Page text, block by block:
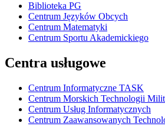
Biblioteka PG
Centrum Języków Obcych
Centrum Matematyki
Centrum Sportu Akademickiego
Centra usługowe
Centrum Informatyczne TASK
Centrum Morskich Technologii
Centrum Usług Informatycznych
Centrum Zaawansowanych